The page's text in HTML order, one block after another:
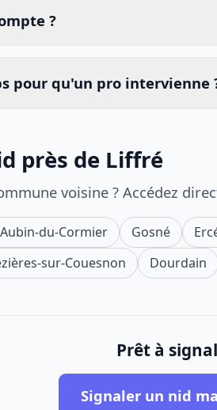
?
pour qu'un pro intervienne
près de Liffré
voisine ? Accédez
du-Cormier Gosné
sur-Couesnon Dourdain
Prêt à
Signaler un nid